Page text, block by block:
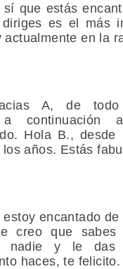
que estás
es el más
actualmente en la
A, de todo
a continuación
Hola B., desde
años. Estás
encantado
creo que
nadie y le das
haces, te felicito.